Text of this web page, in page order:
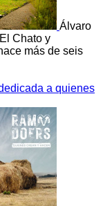
Álvaro
Chato y
más de seis
a quienes